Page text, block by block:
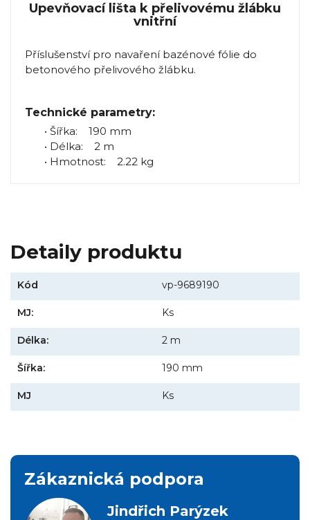
Upevňovací lišta k přelivovému žlábku
vnitřní
Příslušenství pro navaření bazénové fólie do
betonového přelivového žlábku.
Technické parametry:
• Šířka: 190 mm
• Délka: 2 m
• Hmotnost: 2.22 kg
Detaily produktu
Kód vp-9689190
MJ: Ks
Délka: 2 m
Šířka: 190 mm
MJ Ks
Zákaznická podpora
Jindřich Parýzek